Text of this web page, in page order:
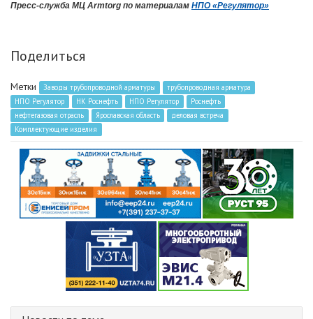
Пресс-служба МЦ Armtorg по материалам НПО «Регулятор»
Поделиться
Метки Заводы трубопроводной арматуры
трубопроводная арматура
НПО Регулятор
НК Роснефть НПО Регулятор
Роснефть
нефтегазовая отрасль
Ярославская область
деловая встреча
Комплектующие изделия